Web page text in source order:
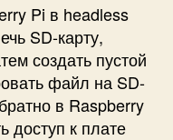
Pi в headless
SD-карту,
создать пустой
файл на SD-
в Raspberry
доступ к плате